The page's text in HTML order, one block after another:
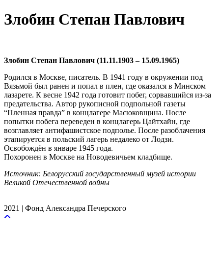
Злобин Степан Павлович
Злобин Степан Павлович (11.11.1903 – 15.09.1965)
Родился в Москве, писатель. В 1941 году в окружении под
Вязьмой был ранен и попал в плен, где оказался в Минском
лазарете. К весне 1942 года готовит побег, сорвавшийся из-за
предательства. Автор рукописной подпольной газеты
“Пленная правда” в концлагере Масюковщина. После
попытки побега переведен в концлагерь Цайтхайн, где
возглавляет антифашистское подполье. После разоблачения
этапируется в польский лагерь недалеко от Лодзи.
Освобождён в январе 1945 года.
Похоронен в Москве на Новодевичьем кладбище.
Источник: Белорусский государственный музей истории
Великой Отечественной войны
2021 | Фонд Александра Печерского